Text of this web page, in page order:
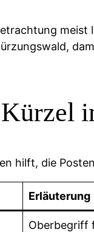
meist
Kürzel
hilft, die
Erläuterung
Oberbegriff